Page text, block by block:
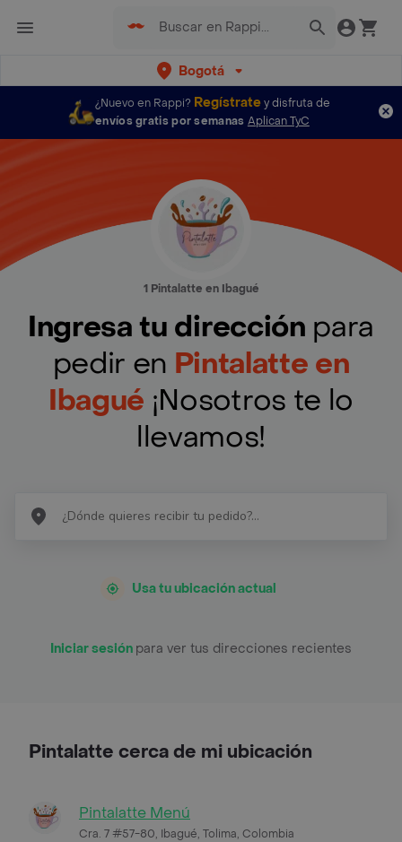
Bogotá
¿Nuevo en Rappi? Regístratey disfruta de
envíos gratis por semanas Aplican TyC
1 Pintalatte en Ibagué
Ingresa tu dirección para
pedir en Pintalatte en
Ibagué ¡Nosotros te lo
llevamos!
Usa tu ubicación actual
Iniciar sesión para ver tus direcciones recientes
Pintalatte cerca de mi ubicación
Pintalatte Menú
Cra. 7 #57-80, Ibagué, Tolima, Colombia